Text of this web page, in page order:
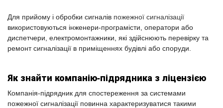
Для прийому і обробки сигналів пожежної сигналізації
використовуються інженери-програмісти, оператори або
диспетчери, електромонтажники, які здійснюють перевірку та
ремонт сигналізації в приміщеннях будівлі або споруди.
Як знайти компанію-підрядника з ліцензією
Компанія-підрядник для спостереження за системами
пожежної сигналізації повинна характеризуватися такими